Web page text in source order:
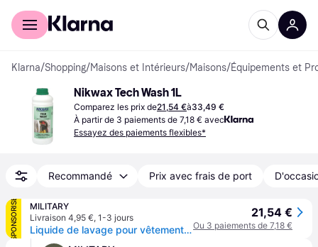
Acheter avec Klarna
Klarna/Shopping/Maisons et Intérieurs/Maisons/Équipements et
Nikwax Tech Wash 1L
Comparez les prix de21,54 €à33,49 €
À partir de 3 paiements de 7,18 € avec
Essayez des paiements flexibles*
Recommandé Prix avec frais de port
SPONSORISÉ
MILITARY
Livraison 4,95 €, 1-3 jours
Liquide de lavage pour vêtements et équipements techniques - 1 L Nikwax Tech Wash
21,54 €
Ou 3 paiements de 7,18 €